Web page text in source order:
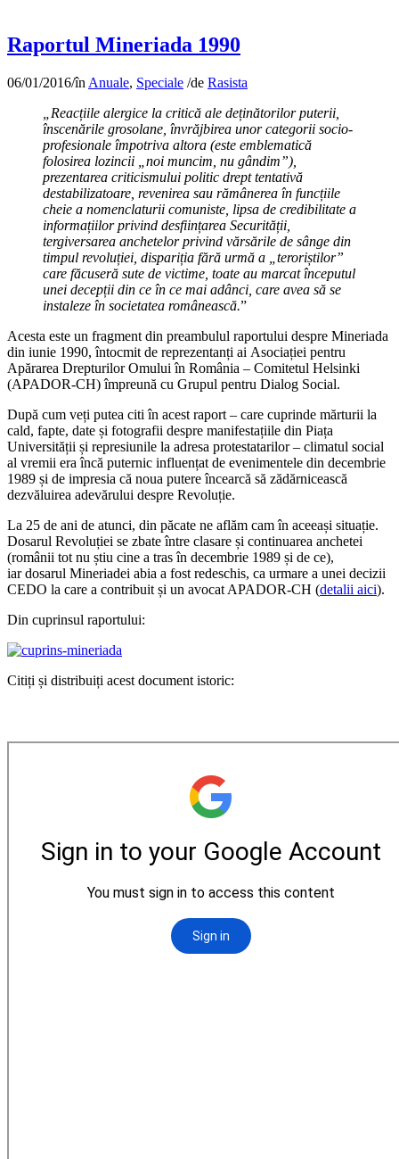
Raportul Mineriada 1990
06/01/2016/în Anuale, Speciale /de Rasista
„Reacțiile alergice la critică ale deținătorilor puterii,
înscenările grosolane, învrăjbirea unor categorii socio-
profesionale împotriva altora (este emblematică
folosirea lozincii „noi muncim, nu gândim”),
prezentarea criticismului politic drept tentativă
destabilizatoare, revenirea sau rămânerea în funcțiile
cheie a nomenclaturii comuniste, lipsa de credibilitate a
informațiilor privind desființarea Securității,
tergiversarea anchetelor privind vărsările de sânge din
timpul revoluției, dispariția fără urmă a „teroriștilor”
care făcuseră sute de victime, toate au marcat începutul
unei decepții din ce în ce mai adânci, care avea să se
instaleze în societatea românească.”
Acesta este un fragment din preambulul raportului despre Mineriada
din iunie 1990, întocmit de reprezentanți ai Asociației pentru
Apărarea Drepturilor Omului în România – Comitetul Helsinki
(APADOR-CH) împreună cu Grupul pentru Dialog Social.
După cum veți putea citi în acest raport – care cuprinde mărturii la
cald, fapte, date și fotografii despre manifestațiile din Piața
Universității și represiunile la adresa protestatarilor – climatul social
al vremii era încă puternic influențat de evenimentele din decembrie
1989 și de impresia că noua putere încearcă să zădărnicească
dezvăluirea adevărului despre Revoluție.
La 25 de ani de atunci, din păcate ne aflăm cam în aceeași situație.
Dosarul Revoluției se zbate între clasare și continuarea anchetei
(românii tot nu știu cine a tras în decembrie 1989 și de ce),
iar dosarul Mineriadei abia a fost redeschis, ca urmare a unei decizii
CEDO la care a contribuit și un avocat APADOR-CH (detalii aici).
Din cuprinsul raportului:
Citiți și distribuiți acest document istoric: